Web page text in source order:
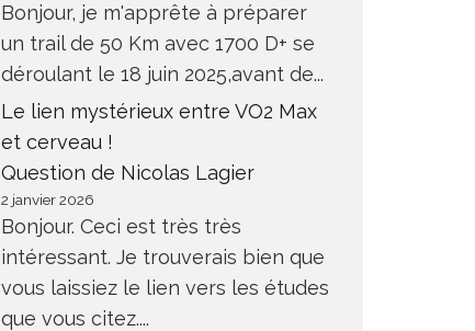
Bonjour, je m'apprête à préparer
un trail de 50 Km avec 1700 D+ se
déroulant le 18 juin 2025,avant de...
Le lien mystérieux entre VO2 Max
et cerveau !
Question de Nicolas Lagier
2 janvier 2026
Bonjour. Ceci est très très
intéressant. Je trouverais bien que
vous laissiez le lien vers les études
que vous citez....